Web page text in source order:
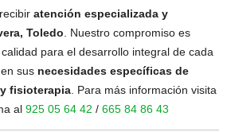
atención especializada y
Toledo . Nuestro compromiso es
para el desarrollo integral de cada
sus necesidades específicas de
fisioterapia . Para más información visita
al 925 05 64 42 / 665 84 86 43